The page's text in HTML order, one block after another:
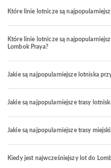
Które linie lotnicze są
Które linie lotnicze są
Lombok Praya?
Jakie są najpopularniejsze lotniska
Jakie są najpopularniejsze trasy
Jakie są najpopularniejsze trasy
Kiedy jest najwcześniejszy lot do